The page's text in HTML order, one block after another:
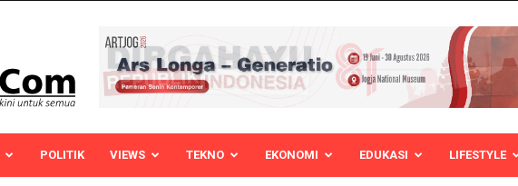
POLITIK VIEWS TEKNO EKONOMI EDUKASI LIFESTYLE